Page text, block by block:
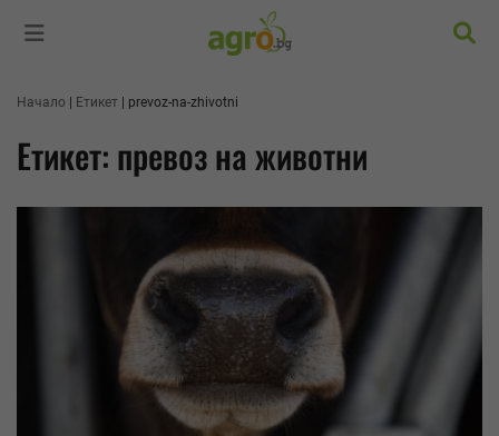
Начало Етикет prevoz-na-zhivotni
Етикет: превоз на животни